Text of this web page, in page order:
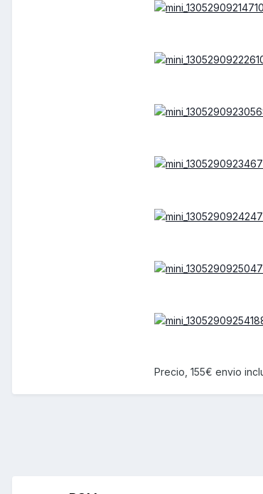
Precio, 155€ envio